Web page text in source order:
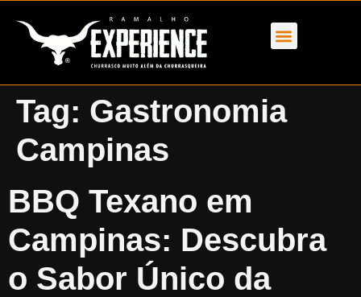
Tag: Gastronomia
Campinas
BBQ Texano em
Campinas: Descubra
o Sabor Único da